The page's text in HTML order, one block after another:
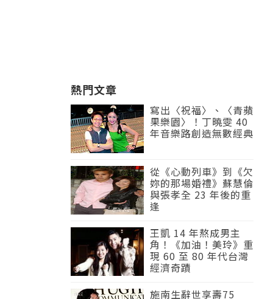
熱門文章
寫出〈祝福〉、〈青蘋
果樂園〉！丁曉雯 40
年音樂路創造無數經典
從《心動列車》到《欠
妳的那場婚禮》蘇慧倫
與張孝全 23 年後的重
逢
王凱 14 年熬成男主
角！《加油！美玲》重
現 60 至 80 年代台灣
經濟奇蹟
施南生辭世享壽75